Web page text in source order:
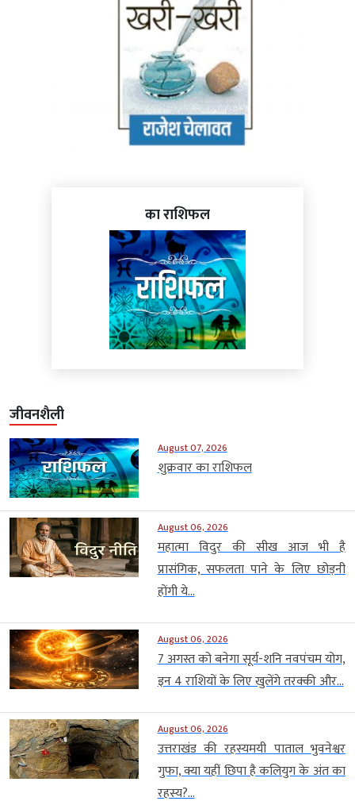
का राशिफल
जीवनशैली
August 07, 2026
शुक्रवार का राशिफल
August 06, 2026
महात्मा विदुर की सीख आज भी है
प्रासंगिक, सफलता पाने के लिए छोड़नी
होंगी ये...
August 06, 2026
7 अगस्त को बनेगा सूर्य-शनि नवपंचम योग,
इन 4 राशियों के लिए खुलेंगे तरक्की और...
August 06, 2026
उत्तराखंड की रहस्यमयी पाताल भुवनेश्वर
गुफा, क्या यहीं छिपा है कलियुग के अंत का
रहस्य?...